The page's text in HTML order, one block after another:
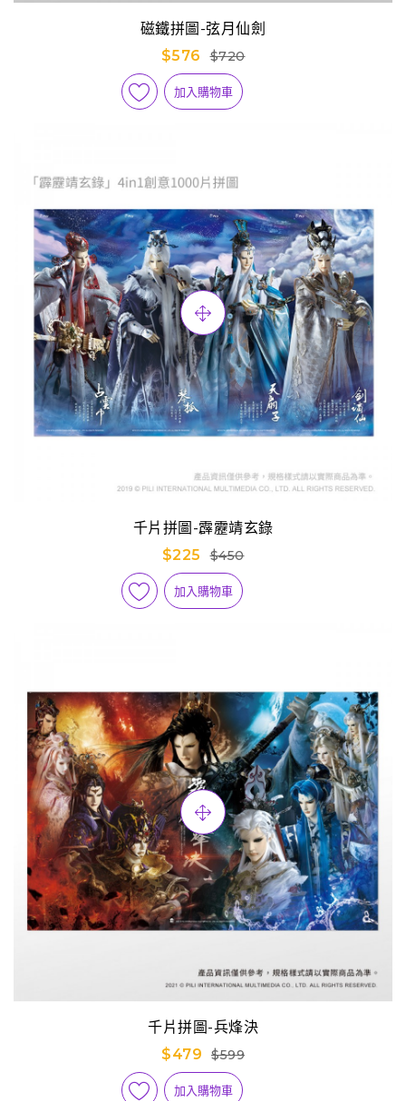
磁鐵拼圖-弦月仙劍
$576
$720
加入購物車
千片拼圖-霹靂靖玄錄
$225
$450
加入購物車
千片拼圖-兵烽決
$479
$599
加入購物車